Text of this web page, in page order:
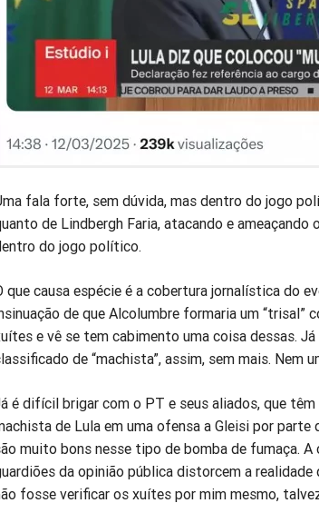
fala forte, sem dúvida, mas dentro do jogo
de Lindbergh Faria, atacando e
do jogo político.
que causa espécie é a cobertura jornalística do
de que Alcolumbre formaria um “trisal”
e vê se tem cabimento uma coisa dessas.
de “machista”, assim, sem mais. Nem
é difícil brigar com o PT e seus aliados, que
de Lula em uma ofensa a Gleisi por
muito bons nesse tipo de bomba de fumaça.
da opinião pública distorcem a
fosse verificar os xuítes por mim mesmo,